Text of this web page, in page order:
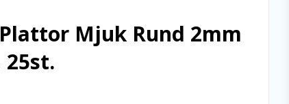
Mjuk Rund 2mm